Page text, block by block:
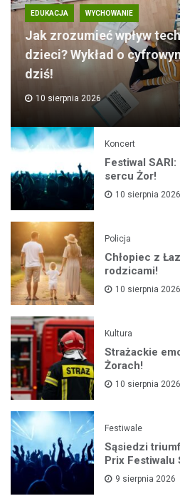
EDUKACJA WYCHOWANIE
Jak zrozumieć wpływ
dzieci? Wykład o
dziś!
10 sierpnia 2026
Koncert
Festiwal
sercu Żor!
10 sierpnia 2026
Policja
Chłopiec z
rodzicami!
10 sierpnia 2026
Kultura
Strażackie
Żorach!
10 sierpnia 2026
Festiwale
Sąsiedzi
Prix Festiwalu
9 sierpnia 2026